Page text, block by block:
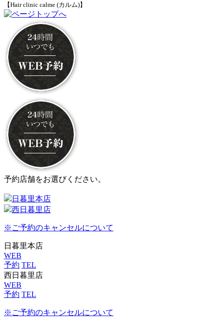
【Hair clinic calme (カルム)】
予約店舗をお選びください。
日暮里本店
西日暮里店
※ご予約のキャンセルについて
日暮里本店
WEB
予約 TEL
西日暮里店
WEB
予約 TEL
※ご予約のキャンセルについて